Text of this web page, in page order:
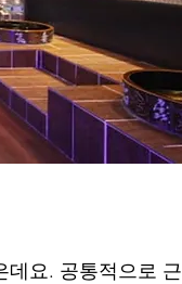
요. 공통적으로